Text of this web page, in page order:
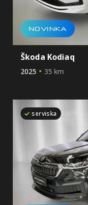
NOVINKA
Škoda Kodiaq
2025 35 km
serviska